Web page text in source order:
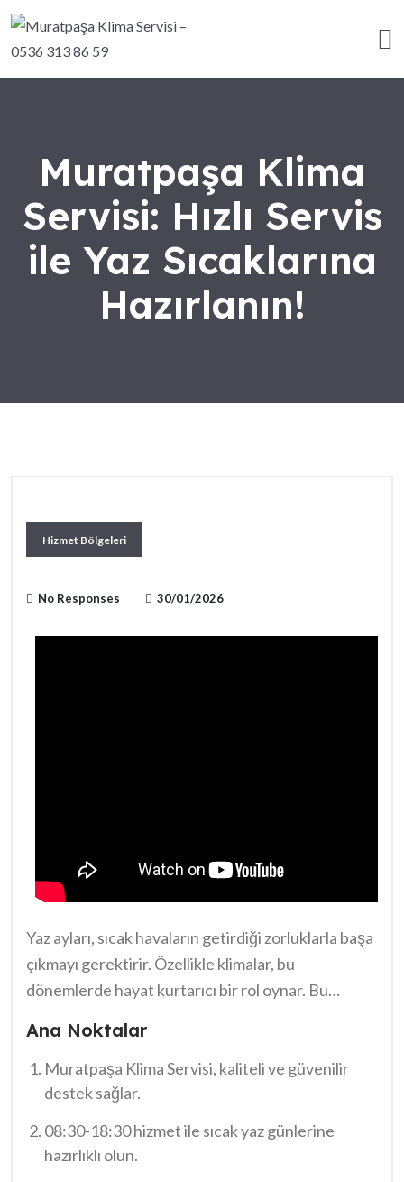
Muratpaşa Klima
Servisi: Hızlı Servis
ile Yaz Sıcaklarına
Hazırlanın!
Hizmet Bölgeleri
No Responses 30/01/2026
Yaz ayları, sıcak havaların getirdiği zorluklarla başa
çıkmayı gerektirir. Özellikle klimalar, bu
dönemlerde hayat kurtarıcı bir rol oynar. Bu
esen sıcak günlere hazırlık yapmak oldukça önemli.
Sıcakların arttığı bu mevsimde, klimalarınızı her an
çalıştırabilir hale getirmek için güvenilir bir destek
almak şart. Muratpaşa’nın deneyimli kadrosu,
sizlere
Muratpaşa Klima Servisi: 08:30-18:30
Ana Noktalar
Muratpaşa Klima Servisi, kaliteli ve güvenilir
destek sağlar.
08:30-18:30 hizmet ile sıcak yaz günlerine
hazırlıklı olun.